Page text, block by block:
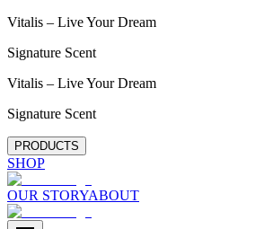
Vitalis – Live Your Dream
Signature Scent
Vitalis – Live Your Dream
Signature Scent
PRODUCTS
SHOP
OUR STORYABOUT